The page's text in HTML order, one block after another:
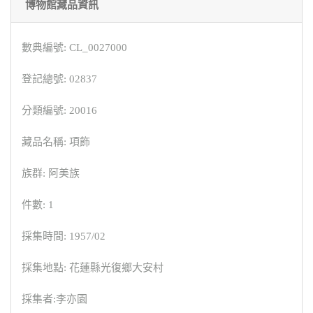
博物館藏品資訊
數典編號: CL_0027000
登記總號: 02837
分類編號: 20016
藏品名稱: 項飾
族群: 阿美族
件數: 1
採集時間: 1957/02
採集地點: 花蓮縣光復鄉大安村
採集者:李亦園